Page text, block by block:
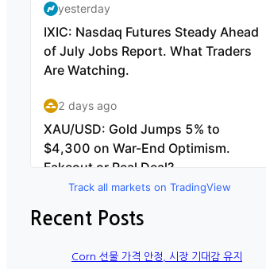
Track all markets on TradingView
Recent Posts
Corn 선물 가격 안정, 시장 기대감 유지